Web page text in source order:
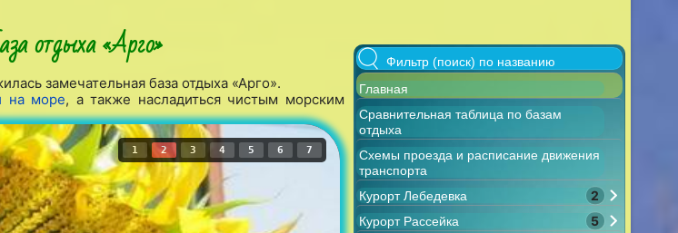
отдыха «Арго»
замечательная база отдыха «Арго».
на море, а также насладиться чистым морским
1 2 3 4 5 6 7
Главная
Сравнительная таблица по базам
отдыха
Схемы проезда и расписание движения
транспорта
Курорт Лебедевка
2
Курорт Рассейка 5